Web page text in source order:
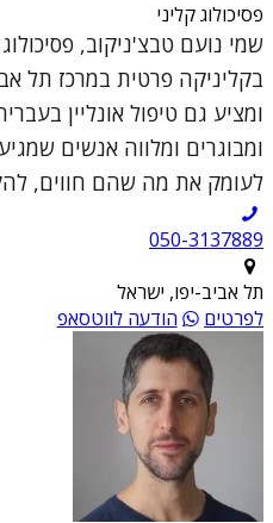
פסיכולוג קליני
שמי נועם טבצ'ניקוב,
בקליניקה פרטית במרכז תל
ומציע גם טיפול אונליין
ומבוגרים ומלווה אנשים
לעומק את מה שהם חווים,
050-3137889
תל אביב-יפו, ישראל
לפרטים
הודעה לווטסאפ